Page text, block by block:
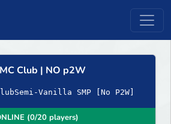
Club | NO p2W
Vanilla SMP [No P2W]
(0/20 players)